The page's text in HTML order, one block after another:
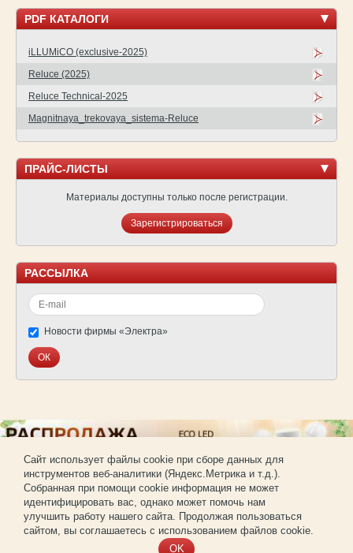
PDF КАТАЛОГИ
iLLUMiCO (exclusive-2025)
Reluce (2025)
Reluce Technical-2025
Magnitnaya_trekovaya_sistema-Reluce
ПРАЙС-ЛИСТЫ
Материалы доступны только после регистрации.
Зарегистрироваться
РАССЫЛКА
Новости фирмы «Электра»
© Фирма «Электра»
Использование материалов сайта без согласования запрещено.
Создание и продвижение сайта — РА «Имиджпром»
Cайт использует файлы cookie при сборе данных для
инструментов веб-аналитики (Яндекс.Метрика и т.д.).
Собранная при помощи cookie информация не может
идентифицировать вас, однако может помочь нам
улучшить работу нашего сайта. Продолжая пользоваться
сайтом, вы соглашаетесь с использованием файлов cookie.
OK
Регистрация для покупки оптом